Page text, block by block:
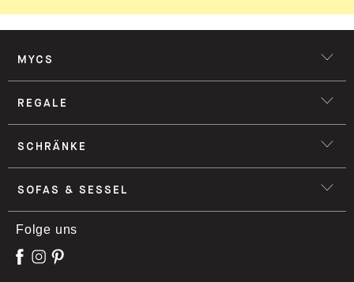
MYCS
REGALE
SCHRÄNKE
SOFAS & SESSEL
Folge uns